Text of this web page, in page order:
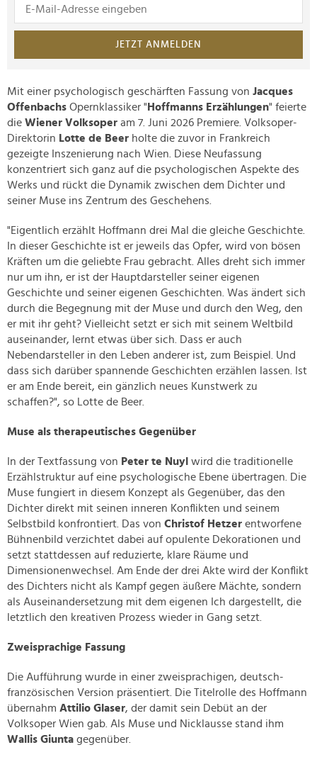
JETZT ANMELDEN
Mit einer psychologisch geschärften Fassung von Jacques
Offenbachs Opernklassiker " Hoffmanns Erzählungen" feierte
die Wiener Volksoper am 7. Juni 2026 Premiere. Volksoper-
Direktorin Lotte de Beer holte die zuvor in Frankreich
gezeigte Inszenierung nach Wien. Diese Neufassung
konzentriert sich ganz auf die psychologischen Aspekte des
Werks und rückt die Dynamik zwischen dem Dichter und
seiner Muse ins Zentrum des Geschehens.
"Eigentlich erzählt Hoffmann drei Mal die gleiche Geschichte.
In dieser Geschichte ist er jeweils das Opfer, wird von bösen
Kräften um die geliebte Frau gebracht. Alles dreht sich immer
nur um ihn, er ist der Hauptdarsteller seiner eigenen
Geschichte und seiner eigenen Geschichten. Was ändert sich
durch die Begegnung mit der Muse und durch den Weg, den
er mit ihr geht? Vielleicht setzt er sich mit seinem Weltbild
auseinander, lernt etwas über sich. Dass er auch
Nebendarsteller in den Leben anderer ist, zum Beispiel. Und
dass sich darüber spannende Geschichten erzählen lassen. Ist
er am Ende bereit, ein gänzlich neues Kunstwerk zu
schaffen?", so Lotte de Beer.
Muse als therapeutisches Gegenüber
In der Textfassung von Peter te Nuyl wird die traditionelle
Erzählstruktur auf eine psychologische Ebene übertragen. Die
Muse fungiert in diesem Konzept als Gegenüber, das den
Dichter direkt mit seinen inneren Konflikten und seinem
Selbstbild konfrontiert. Das von Christof Hetzer entworfene
Bühnenbild verzichtet dabei auf opulente Dekorationen und
setzt stattdessen auf reduzierte, klare Räume und
Dimensionenwechsel. Am Ende der drei Akte wird der Konflikt
des Dichters nicht als Kampf gegen äußere Mächte, sondern
als Auseinandersetzung mit dem eigenen Ich dargestellt, die
letztlich den kreativen Prozess wieder in Gang setzt.
Zweisprachige Fassung
Die Aufführung wurde in einer zweisprachigen, deutsch-
französischen Version präsentiert. Die Titelrolle des Hoffmann
übernahm Attilio Glaser, der damit sein Debüt an der
Volksoper Wien gab. Als Muse und Nicklausse stand ihm
Wallis Giunta gegenüber.